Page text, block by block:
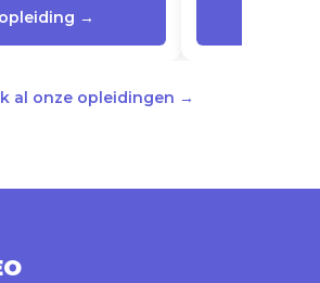
opleiding →
al onze opleidingen →